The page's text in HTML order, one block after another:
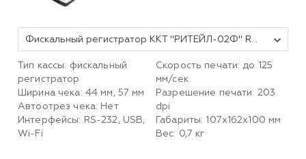
Фискальный регистратор ККТ "РИТЕЙЛ-02Ф" RS/USB с раз. ДЯ c Wi-Fi (белый) без ФН ФФД 1.2
Тип кассы: фискальный
регистратор
Ширина чека: 44 мм, 57 мм
Автоотрез чека: Нет
Интерфейсы: RS-232, USB,
Wi-Fi
Скорость печати: до 125
мм/сек
Разрешение печати: 203
dpi
Габариты: 107х162х100 мм
Вес: 0,7 кг